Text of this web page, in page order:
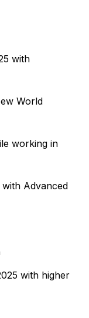
with
World
working in
Advanced
with higher